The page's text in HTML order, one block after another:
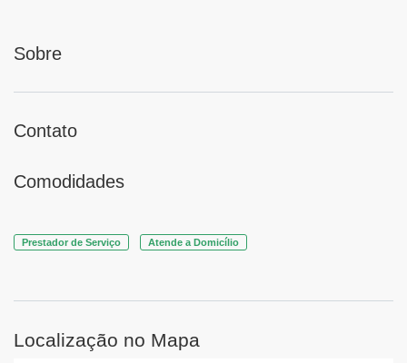
Sobre
Contato
Comodidades
Prestador de Serviço Atende a Domicílio
Localização no Mapa